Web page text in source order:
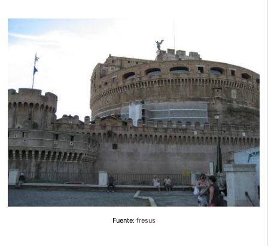
Fuente: fresus